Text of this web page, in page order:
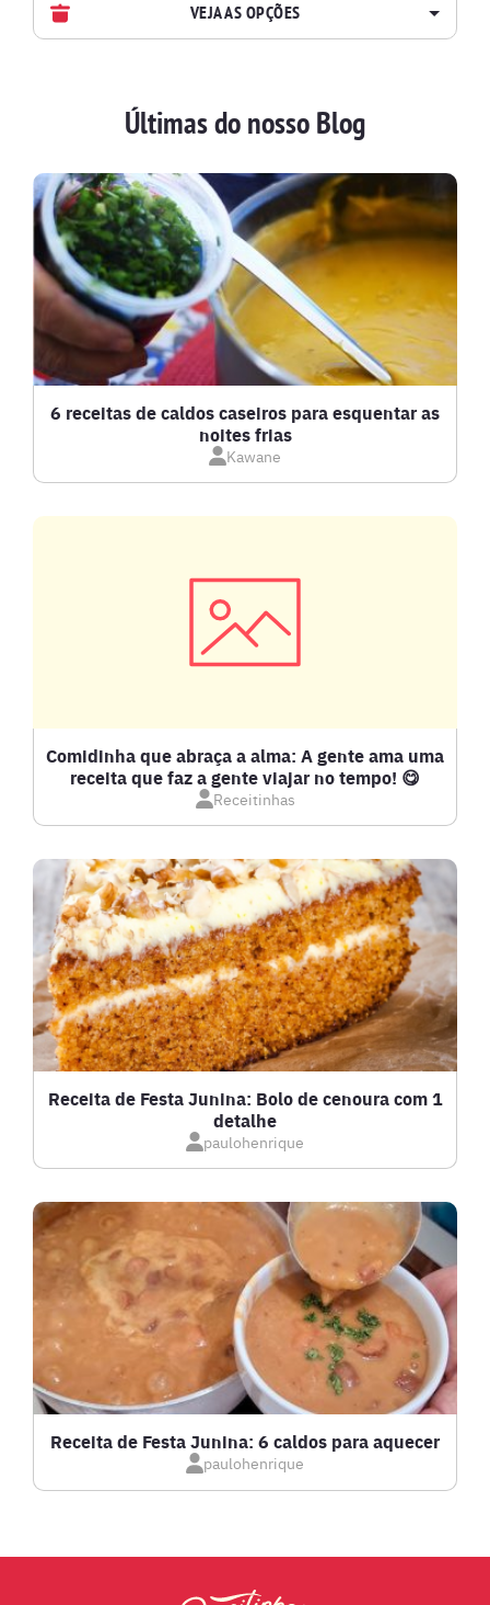
VEJA AS OPÇÕES
BATIDAS
BEBIDAS E DRINKS
BISCOITOS
BOLOS E TORTAS
CALDOS
CARNE BOVINA
COMPOTAS E GELEIAS
DOCES E SOBREMESAS
DRINKS
FRANGO
FRUTOS DO MAR
GRATINADOS
LANCHES
LASANHAS
LOW CARB
MASSAS E PASTAS
Últimas do nosso Blog
6 receitas de caldos caseiros para esquentar as
noites frias
Kawane
Comidinha que abraça a alma: A gente ama uma
receita que faz a gente viajar no tempo! 😋
Receitinhas
Receita de Festa Junina: Bolo de cenoura com 1
detalhe
paulohenrique
Receita de Festa Junina: 6 caldos para aquecer
paulohenrique